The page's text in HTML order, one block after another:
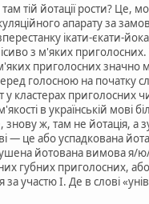
тій йотації рости? Це,
апарату за
ікати-єкати-
з м'яких приголосних.
приголосних
голосною на початку
кластерах приголосних
в українській мові
знову ж, там не йотація, а
— це або успадкована
йотована вимова я/ю/
губних приголосних,
за участю І. Де в слові